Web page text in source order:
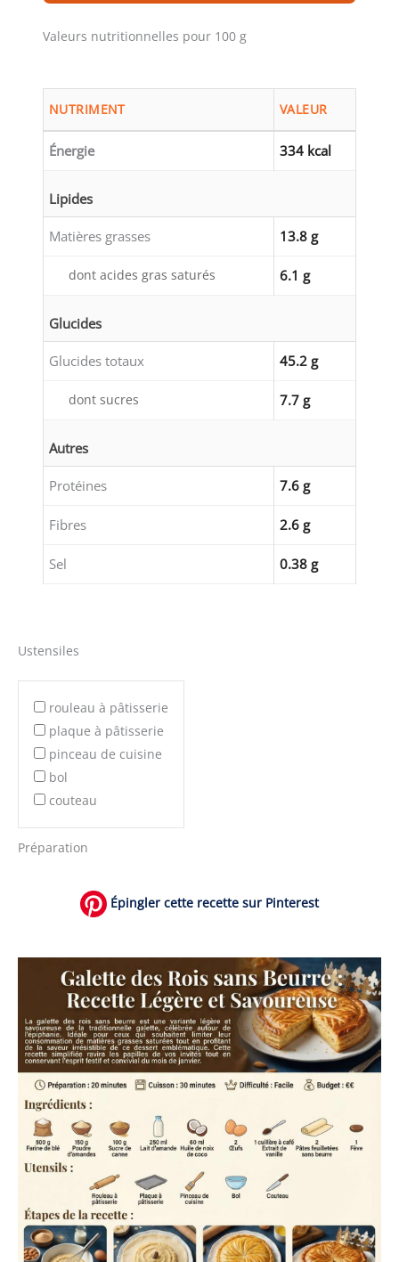
Valeurs nutritionnelles pour 100 g
NUTRIMENT VALEUR
Énergie 334 kcal
Lipides
Matières grasses 13.8 g
dont acides gras saturés 6.1 g
Glucides
Glucides totaux 45.2 g
dont sucres 7.7 g
Autres
Protéines 7.6 g
Fibres 2.6 g
Sel 0.38 g
Ustensiles
rouleau à pâtisserie
plaque à pâtisserie
pinceau de cuisine
bol
couteau
Préparation
Épingler cette recette sur Pinterest